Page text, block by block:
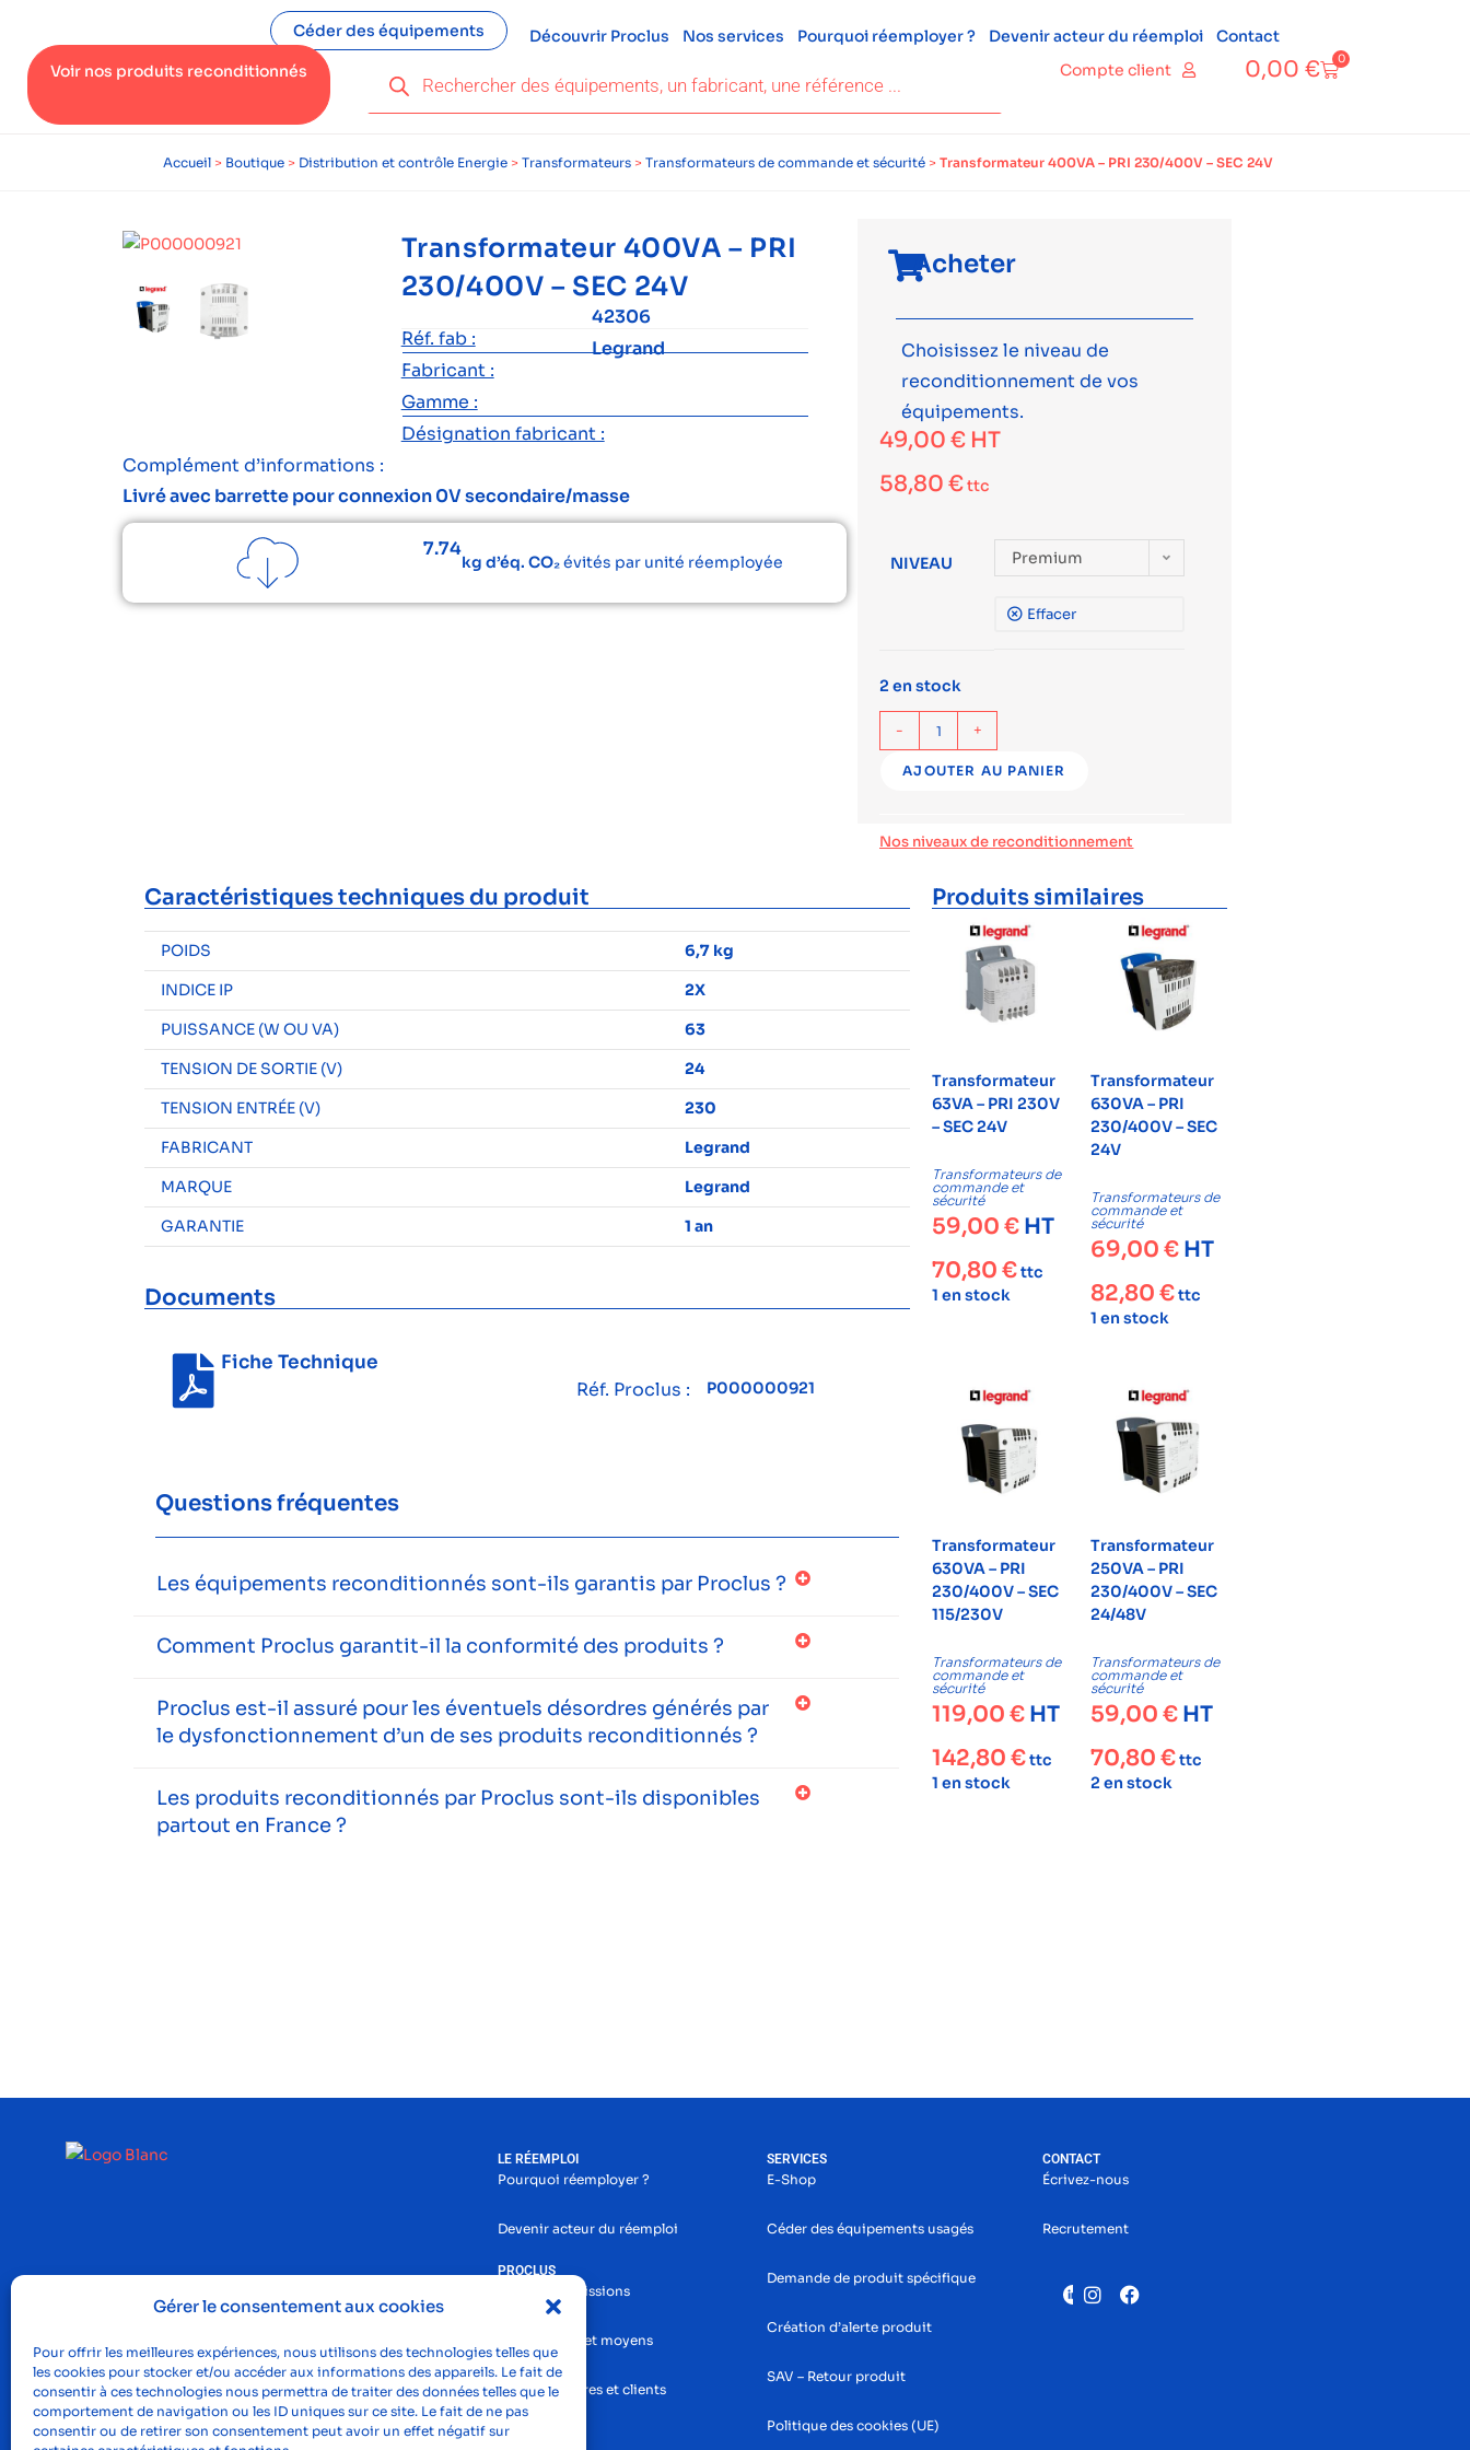
Gérer le consentement aux cookies
Pour offrir les meilleures expériences, nous utilisons des technologies telles que
les cookies pour stocker et/ou accéder aux informations des appareils. Le fait de
consentir à ces technologies nous permettra de traiter des données telles que le
comportement de navigation ou les ID uniques sur ce site. Le fait de ne pas
consentir ou de retirer son consentement peut avoir un effet négatif sur
Céder des équipements Découvrir Proclus Nos services Pourquoi réemployer ? Devenir acteur du réemploi
Contact
Voir nos produits reconditionnés
Compte client 0,00 € 0
Accueil > Boutique > Distribution et contrôle Energie > Transformateurs > Transformateurs de commande et sécurité > Transformateur 400VA – PRI 230/400V – SEC 24V
Transformateur 400VA – PRI
230/400V – SEC 24V
Réf. fab :
42306
Fabricant :
Legrand
Gamme :
Désignation fabricant :
Complément d’informations :
Livré avec barrette pour connexion 0V secondaire/masse
7.74
kg d’éq. CO₂évités par unité réemployée
Acheter
Choisissez le niveau de
reconditionnement de vos
équipements.
49,00€ HT
58,80€ttc
NIVEAU Premium
Effacer
2 en stock
- +
AJOUTER AU PANIER
Nos niveaux de reconditionnement
Caractéristiques techniques du produit
POIDS
6,7 kg
INDICE IP
2X
PUISSANCE (W OU VA)
63
TENSION DE SORTIE (V)
24
TENSION ENTRÉE (V)
230
FABRICANT
Legrand
MARQUE
Legrand
GARANTIE
1 an
Documents
Fiche Technique
Réf. Proclus :
P000000921
Questions fréquentes
Les équipements reconditionnés sont-ils garantis par Proclus ?
Comment Proclus garantit-il la conformité des produits ?
Proclus est-il assuré pour les éventuels désordres générés par
le dysfonctionnement d’un de ses produits reconditionnés ?
Les produits reconditionnés par Proclus sont-ils disponibles
partout en France ?
Produits similaires
Transformateur
63VA – PRI 230V
– SEC 24V
Transformateurs de
commande et
sécurité
59,00 € HT
70,80 €ttc
1 en stock
Transformateur
630VA – PRI
230/400V – SEC
24V
Transformateurs de
commande et
sécurité
69,00 € HT
82,80 €ttc
1 en stock
Transformateur
630VA – PRI
230/400V – SEC
115/230V
Transformateurs de
commande et
sécurité
119,00 € HT
142,80 €ttc
1 en stock
Transformateur
250VA – PRI
230/400V – SEC
24/48V
Transformateurs de
commande et
sécurité
59,00 € HT
70,80 €ttc
2 en stock
LE RÉEMPLOI
Pourquoi réemployer ?
Devenir acteur du réemploi
PROCLUS
Histoire et missions
Nos services et moyens
Nos partenaires et clients
SERVICES
E-Shop
Céder des équipements usagés
Demande de produit spécifique
Création d’alerte produit
SAV – Retour produit
Politique des cookies (UE)
CONTACT
Écrivez-nous
Recrutement